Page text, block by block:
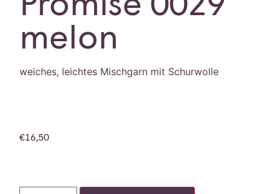
melon
weiches, leichtes Mischgarn mit Schurwolle
€16,50